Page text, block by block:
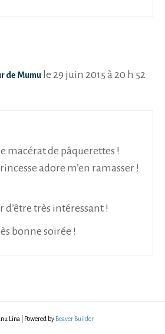
de Mumu le 29 juin 2015 à 20 h 52
macérat de pâquerettes !
adore m’en ramasser !
d’être très intéressant !
bonne soirée !
Lina Powered by Beaver Builder